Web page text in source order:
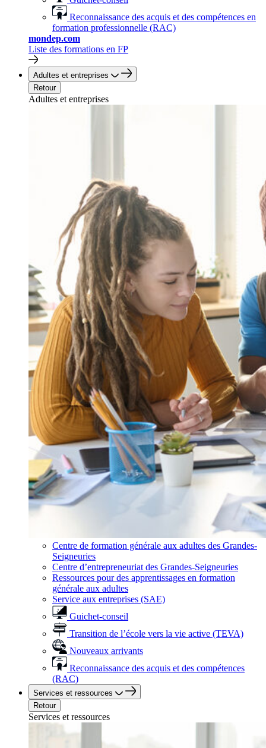
Reconnaissance des acquis et des compétences en
formation professionnelle (RAC)
mondep.com
Liste des formations en FP
Adultes et entreprises
Retour
Adultes et entreprises
Centre de formation générale aux adultes des Grandes-
Seigneuries
Centre d’entrepreneuriat des Grandes-Seigneuries
Ressources pour des apprentissages en formation
générale aux adultes
Service aux entreprises (SAE)
Guichet-conseil
Transition de l’école vers la vie active (TEVA)
Nouveaux arrivants
Reconnaissance des acquis et des compétences
(RAC)
Services et ressources
Retour
Services et ressources